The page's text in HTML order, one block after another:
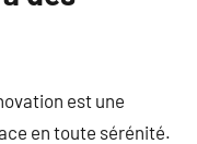
est une
en toute sérénité.